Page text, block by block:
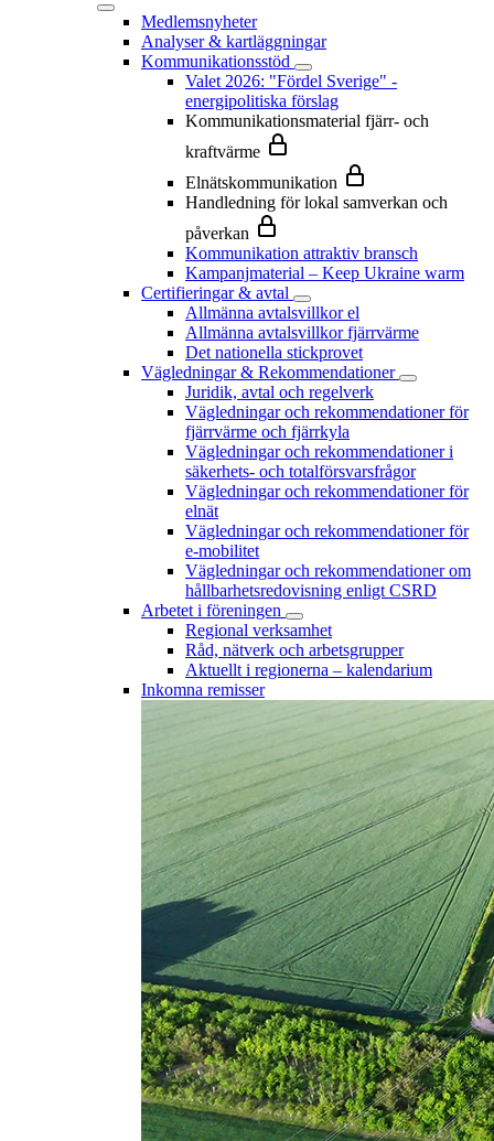
Medlemsnyheter
Analyser & kartläggningar
Kommunikationsstöd
Valet 2026: "Fördel Sverige" -
energipolitiska förslag
Kommunikationsmaterial fjärr- och
kraftvärme
Elnätskommunikation
Handledning för lokal samverkan och
påverkan
Kommunikation attraktiv bransch
Kampanjmaterial – Keep Ukraine warm
Certifieringar & avtal
Allmänna avtalsvillkor el
Allmänna avtalsvillkor fjärrvärme
Det nationella stickprovet
Vägledningar & Rekommendationer
Juridik, avtal och regelverk
Vägledningar och rekommendationer för
fjärrvärme och fjärrkyla
Vägledningar och rekommendationer i
säkerhets- och totalförsvarsfrågor
Vägledningar och rekommendationer för
elnät
Vägledningar och rekommendationer för
e-mobilitet
Vägledningar och rekommendationer om
hållbarhetsredovisning enligt CSRD
Arbetet i föreningen
Regional verksamhet
Råd, nätverk och arbetsgrupper
Aktuellt i regionerna – kalendarium
Inkomna remisser